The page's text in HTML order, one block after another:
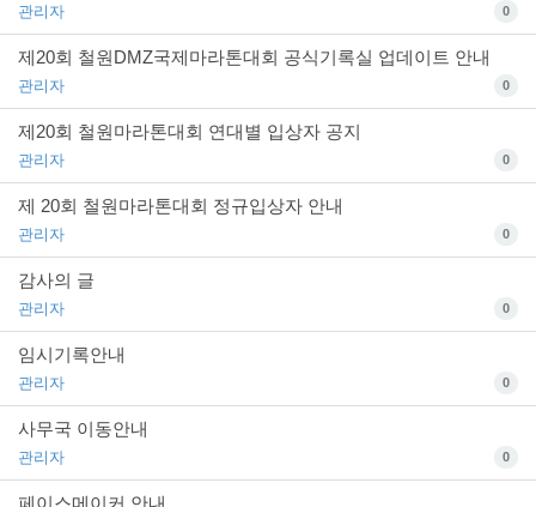
관리자 0
제20회 철원DMZ국제마라톤대회 공식기록실 업데이트 안내
관리자 0
제20회 철원마라톤대회 연대별 입상자 공지
관리자 0
제 20회 철원마라톤대회 정규입상자 안내
관리자 0
감사의 글
관리자 0
임시기록안내
관리자 0
사무국 이동안내
관리자 0